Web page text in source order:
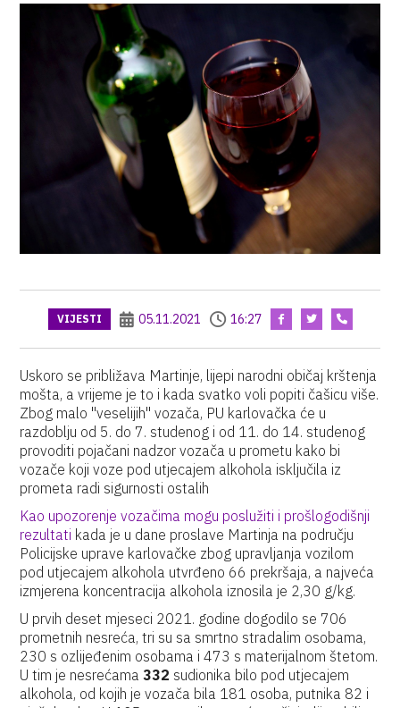
VIJESTI 05.11.2021 16:27
Uskoro se približava Martinje, lijepi narodni običaj krštenja
mošta, a vrijeme je to i kada svatko voli popiti čašicu više.
Zbog malo "veselijih" vozača, PU karlovačka će u
razdoblju od 5. do 7. studenog i od 11. do 14. studenog
provoditi pojačani nadzor vozača u prometu kako bi
vozače koji voze pod utjecajem alkohola isključila iz
prometa radi sigurnosti ostalih
Kao upozorenje vozačima mogu poslužiti i prošlogodišnji
rezultati kada je u dane proslave Martinja na području
Policijske uprave karlovačke zbog upravljanja vozilom
pod utjecajem alkohola utvrđeno 66 prekršaja, a najveća
izmjerena koncentracija alkohola iznosila je 2,30 g/kg.
U prvih deset mjeseci 2021. godine dogodilo se 706
prometnih nesreća, tri su sa smrtno stradalim osobama,
230 s ozlijeđenim osobama i 473 s materijalnom štetom.
U tim je nesrećama332 sudionika bilo pod utjecajem
alkohola, od kojih je vozača bila 181 osoba, putnika 82 i